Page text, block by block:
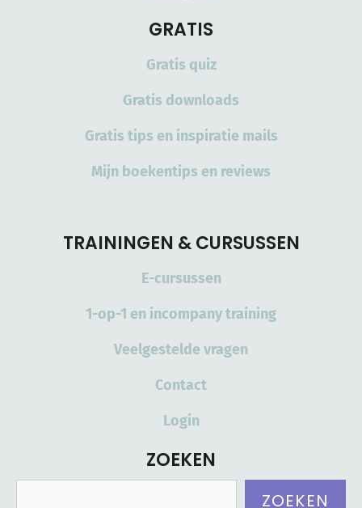
GRATIS
Gratis quiz
Gratis downloads
Gratis tips en inspiratie mails
Mijn boekentips en reviews
TRAININGEN & CURSUSSEN
E-cursussen
1-op-1 en incompany training
Veelgestelde vragen
Contact
Login
ZOEKEN
ZOEKEN